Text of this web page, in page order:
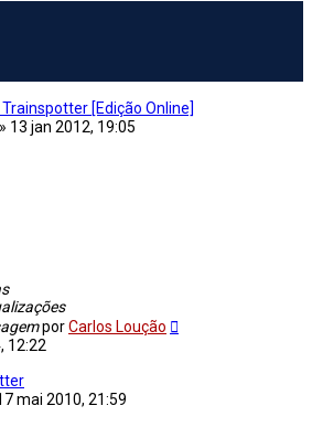
[Edição Online]
» 13 jan 2012, 19:05
porCarlos Loução
12:22
mai 2010, 21:59